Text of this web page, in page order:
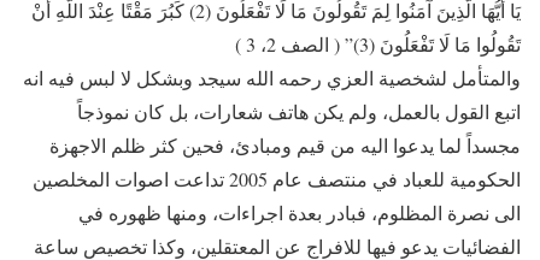
يَا أَيُّهَا الَّذِينَ آَمَنُوا لِمَ تَقُولُونَ مَا لَا تَفْعَلُونَ (2) كَبُرَ مَقْتًا عِنْدَ اللَّهِ أَنْ
تَقُولُوا مَا لَا تَفْعَلُونَ (3)” ( الصف 2، 3 )
والمتأمل لشخصية العزي رحمه الله سيجد وبشكل لا لبس فيه انه
اتبع القول بالعمل، ولم يكن هاتف شعارات، بل كان نموذجاً
مجسداً لما يدعوا اليه من قيم ومبادئ، فحين كثر ظلم الاجهزة
الحكومية للعباد في منتصف عام 2005 تداعت اصوات المخلصين
الى نصرة المظلوم، فبادر بعدة اجراءات، ومنها ظهوره في
الفضائيات يدعو فيها للافراج عن المعتقلين، وكذا تخصيص ساعة